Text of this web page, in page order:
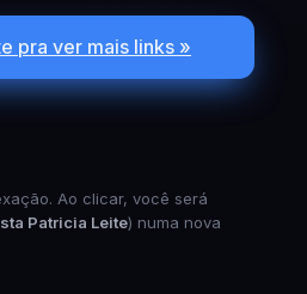
pra ver mais links »
Ao clicar, você será
Patricia Leite) numa nova